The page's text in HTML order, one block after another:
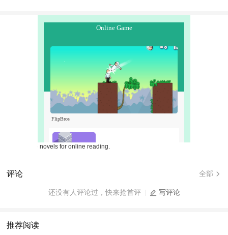
novels for online reading.
评论 全部
还没有人评论过，快来抢首评 写评论
推荐阅读